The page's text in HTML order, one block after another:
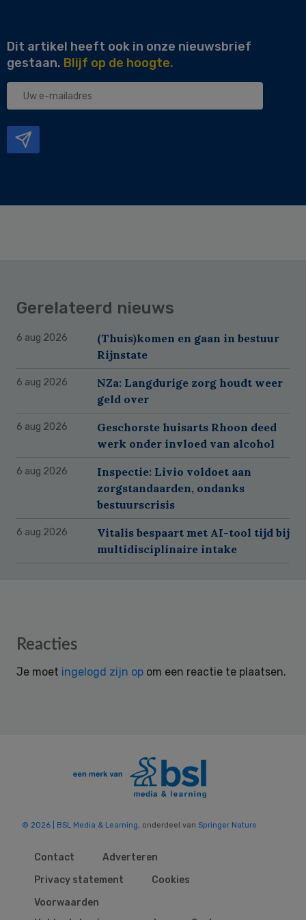
Dit artikel heeft ook in onze nieuwsbrief
gestaan. Blijf op de hoogte.
Uw
Gerelateerd nieuws
6 aug 2026
(Thuis)komen en gaan in bestuur
Rijnstate
6 aug 2026
NZa: Langdurige zorg houdt weer
geld over
6 aug 2026
Geschorste huisarts Rhoon deed
werk onder invloed van alcohol
6 aug 2026
Inspectie: Livio voldoet aan
zorgstandaarden, ondanks
bestuurscrisis
6 aug 2026
Vitalis bespaart met AI-tool tijd bij
multidisciplinaire intake
Reader
Reacties
Je moet ingelogd zijn op om een reactie te plaatsen.
© 2026 | BSL Media & Learning, onderdeel van Springer Nature
Contact
Adverteren
Privacy statement
Cookies
Voorwaarden